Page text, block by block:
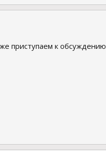
приступаем к